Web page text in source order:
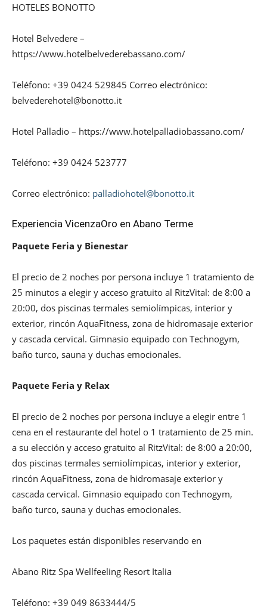
HOTELES BONOTTO
Hotel Belvedere –
https://www.hotelbelvederebassano.com/
Teléfono: +39 0424 529845 Correo electrónico:
belvederehotel@bonotto.it
Hotel Palladio – https://www.hotelpalladiobassano.com/
Teléfono: +39 0424 523777
Correo electrónico: palladiohotel@bonotto.it
Experiencia VicenzaOro en Abano Terme
Paquete Feria y Bienestar
El precio de 2 noches por persona incluye 1 tratamiento de
25 minutos a elegir y acceso gratuito al RitzVital: de 8:00 a
20:00, dos piscinas termales semiolímpicas, interior y
exterior, rincón AquaFitness, zona de hidromasaje exterior
y cascada cervical. Gimnasio equipado con Technogym,
baño turco, sauna y duchas emocionales.
Paquete Feria y Relax
El precio de 2 noches por persona incluye a elegir entre 1
cena en el restaurante del hotel o 1 tratamiento de 25 min.
a su elección y acceso gratuito al RitzVital: de 8:00 a 20:00,
dos piscinas termales semiolímpicas, interior y exterior,
rincón AquaFitness, zona de hidromasaje exterior y
cascada cervical. Gimnasio equipado con Technogym,
baño turco, sauna y duchas emocionales.
Los paquetes están disponibles reservando en
Abano Ritz Spa Wellfeeling Resort Italia
Teléfono: +39 049 8633444/5